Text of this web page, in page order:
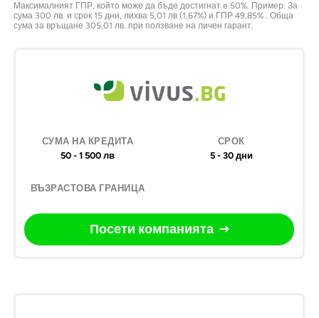
Максималният ГПР, който може да бъде достигнат e 50%. Пример: За
сума 300 лв. и срок 15 дни, лихва 5,01 лв (1,67%) и ГПР 49,85% . Обща
сума за връщане 305,01 лв. при ползване на личен гарант.
50 - 1 500 лв 5 - 30 дни
Посети компанията